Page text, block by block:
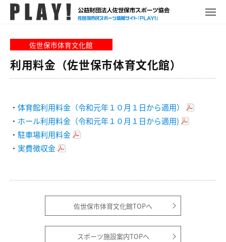
L
A
Y
!
世
市
ス
ー
ト
メ
佐世保市体育文化館
利用料金（佐世保市体育文化館）
・ 体育館利用料金（令和元年１０月１日から適用）
・ ホール利用料金（令和元年１０月１日から適用)
・ 駐車場利用料金
・ 実費徴収金
佐世保市体育文化館TOPへ
スポーツ施設案内TOPへ
P
L
Y
!
ュ
ー